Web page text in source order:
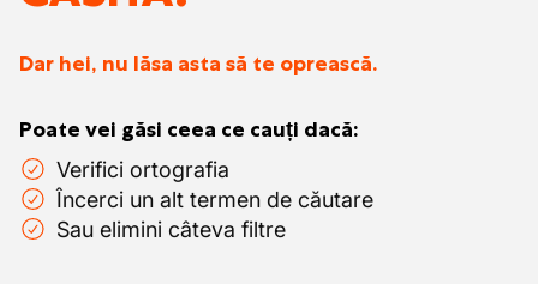
Dar hei, nu lăsa asta să te oprească.
Poate vei găsi ceea ce cauți dacă:
Verifici ortografia
Încerci un alt termen de căutare
Sau elimini câteva filtre